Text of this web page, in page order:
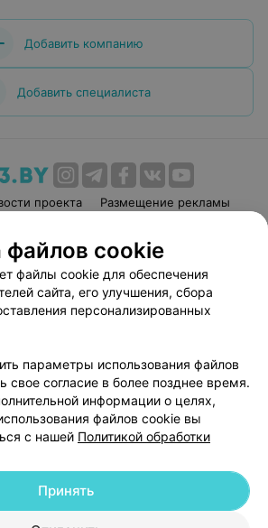
Добавить компанию
Добавить специалиста
проекта
Размещение рекламы
соглашение
Способы оплаты
Вакансии
Партнеры
руководителю 103.by
персональных данных
УНП 191700409
| 220012, Республика Беларусь,
Толбухина, 2, пом. 16 | help@103.by
файлов cookie
файлы cookie для обеспечения
сайта, его улучшения, сбора
персонализированных
параметры использования файлов
свое согласие в более позднее время.
информации о целях,
файлов cookie вы
с нашей Политикой обработки
Принять